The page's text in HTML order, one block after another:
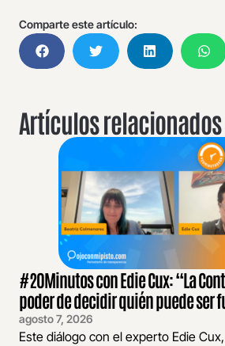
Comparte este artículo:
Artículos relacionados
#20Minutos con Edie Cux: “La
poder de decidir quién puede ser
agosto 7, 2026
Este diálogo con el experto Edie